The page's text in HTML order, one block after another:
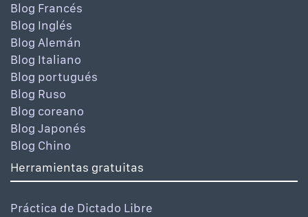
Blog Francés
Blog Inglés
Blog Alemán
Blog Italiano
Blog portugués
Blog Ruso
Blog coreano
Blog Japonés
Blog Chino
Herramientas gratuitas
Práctica de Dictado Libre